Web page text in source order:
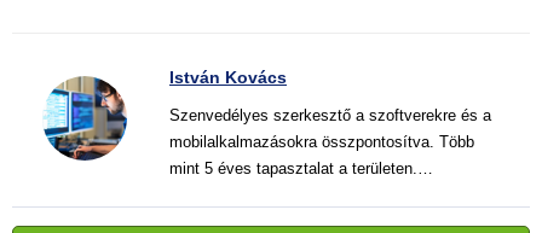
István Kovács
Szenvedélyes szerkesztő a szoftverekre és a
mobilalkalmazásokra összpontosítva. Több
mint 5 éves tapasztalat a területen.
és informatív szövegek alkotója, amelyek